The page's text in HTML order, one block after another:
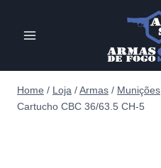
Home / Loja /Armas / Munições
Cartucho CBC 36/63.5 CH-5